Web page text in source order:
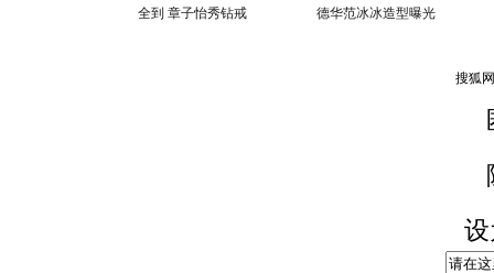
全到 章子怡秀钻戒
德华范冰冰造型曝光